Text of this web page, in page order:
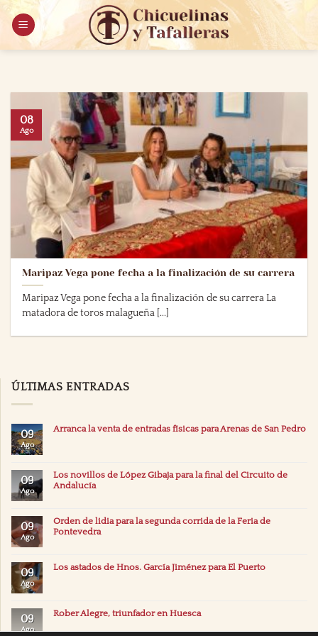
Saltar
contenido
Maripaz Vega pone fecha a la finalización de su carrera
Maripaz Vega pone fecha a la finalización de su carrera La
matadora de toros malagueña [...]
08
Ago
ÚLTIMAS ENTRADAS
09
Ago
Arranca la venta de entradas físicas para Arenas de San Pedro
09
Ago
Los novillos de López Gibaja para la final del Circuito de
Andalucía
09
Ago
Orden de lidia para la segunda corrida de la Feria de
Pontevedra
09
Ago
Los astados de Hnos. García Jiménez para El Puerto
09
Ago
Rober Alegre, triunfador en Huesca